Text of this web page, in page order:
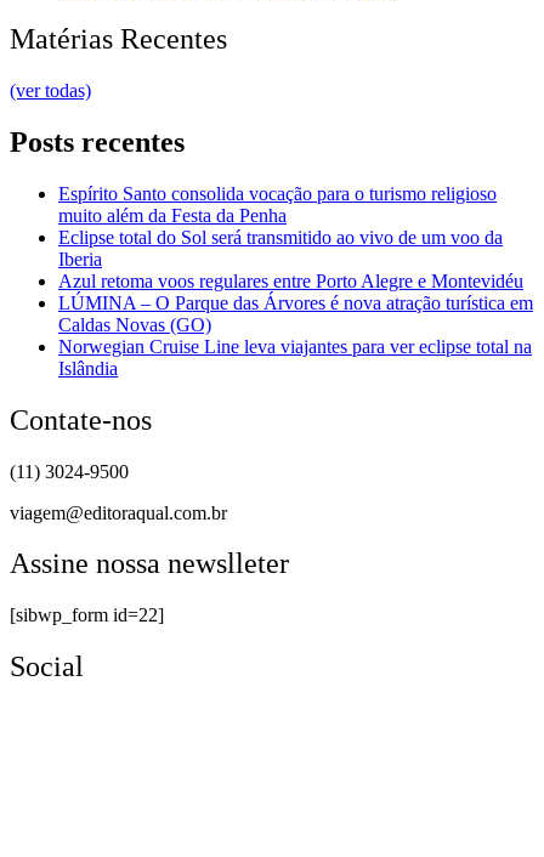
Matérias Recentes
(ver todas)
Posts recentes
Espírito Santo consolida vocação para o turismo religioso
muito além da Festa da Penha
Eclipse total do Sol será transmitido ao vivo de um voo da
Iberia
Azul retoma voos regulares entre Porto Alegre e Montevidéu
LÚMINA – O Parque das Árvores é nova atração turística em
Caldas Novas (GO)
Norwegian Cruise Line leva viajantes para ver eclipse total na
Islândia
Contate-nos
(11) 3024-9500
viagem@editoraqual.com.br
Assine nossa newslleter
[sibwp_form id=22]
Social